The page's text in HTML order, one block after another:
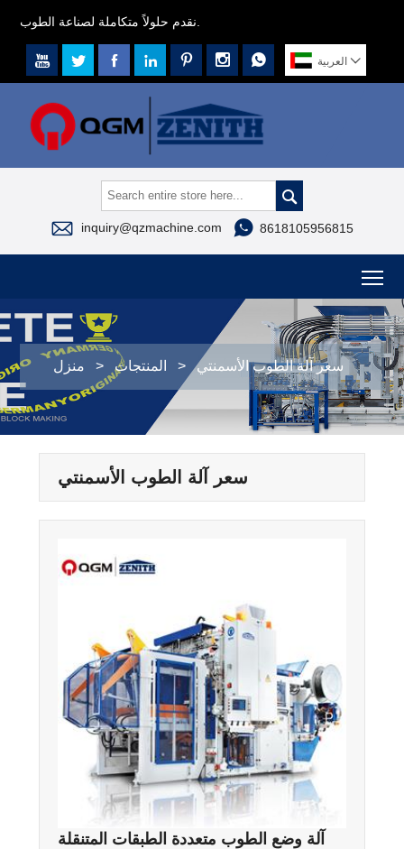
       العربية 

 inquiry@qzmachine.com  8618105956815
منزل > المنتجات > سعر آلة الطوب الأسمنتي
سعر آلة الطوب الأسمنتي
آلة وضع الطوب متعددة الطبقات المتنقلة